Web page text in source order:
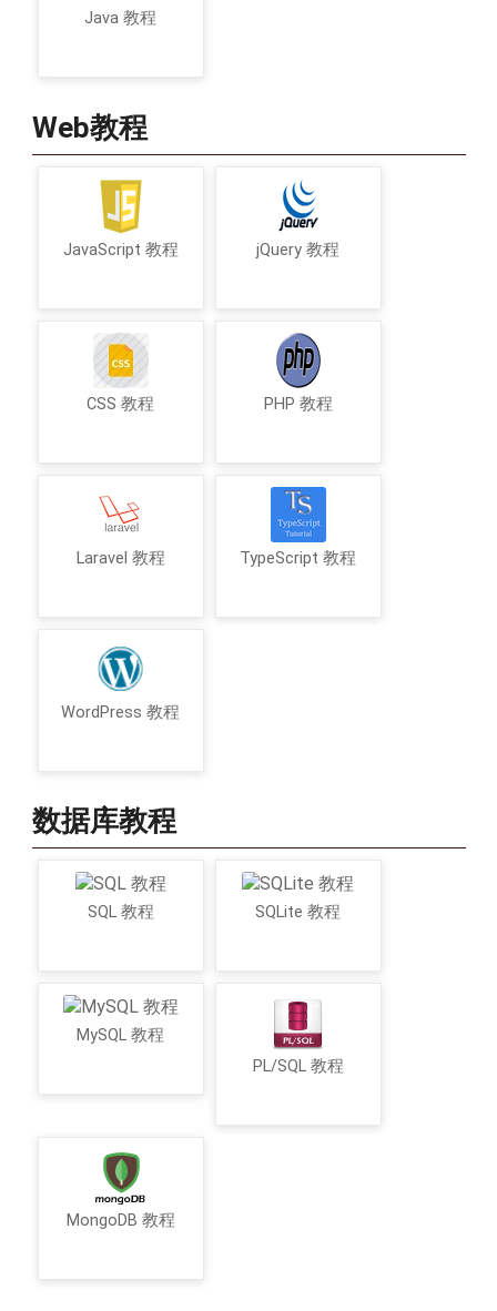
Java 教程
Web教程
JavaScript 教程 jQuery 教程
CSS 教程 PHP 教程
Laravel 教程 TypeScript 教程
WordPress 教程
数据库教程
SQL 教程 SQLite 教程
MySQL 教程
PL/SQL 教程
MongoDB 教程